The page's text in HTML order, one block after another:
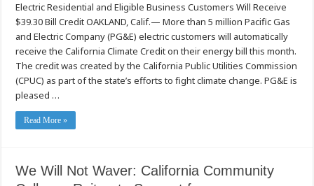
rau
Hli
no
Credit
from
State
Will
Lower
Bills
this
Month
Electric Residential and Eligible Business Customers Will Receive
$39.30 Bill Credit OAKLAND, Calif.— More than 5 million Pacific Gas
and Electric Company (PG&E) electric customers will automatically
receive the California Climate Credit on their energy bill this month.
The credit was created by the California Public Utilities Commission
(CPUC) as part of the state’s efforts to fight climate change. PG&E is
pleased …
Read More »
We Will Not Waver: California Community